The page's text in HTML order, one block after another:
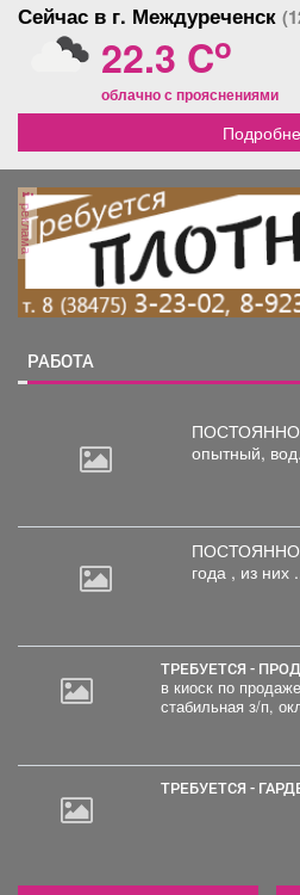
Сейчас в г. Междуреченск
22.3 Co
облачно с прояснениями
реклама
РАБОТА
ПОСТОЯННО
опытный,
года , из них
ТРЕБУЕТСЯ -
в киоск по
стабильная з/п,
ТРЕБУЕТСЯ -